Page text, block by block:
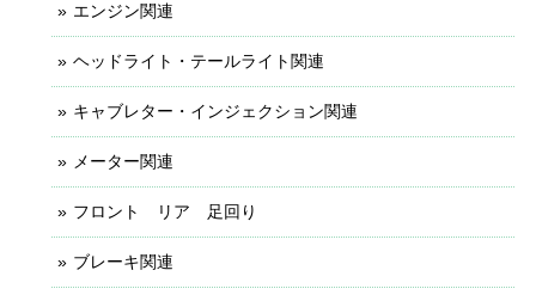
エンジン関連
ヘッドライト・テールライト関連
キャブレター・インジェクション関連
メーター関連
フロント リア 足回り
ブレーキ関連